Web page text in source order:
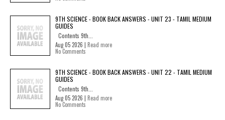
9TH SCIENCE - BOOK BACK ANSWERS - UNIT 23 - TAMIL MEDIUM
GUIDES
Contents 9th...
Aug 05 2026 | Read more
No Comments
9TH SCIENCE - BOOK BACK ANSWERS - UNIT 22 - TAMIL MEDIUM
GUIDES
Contents 9th...
Aug 05 2026 | Read more
No Comments